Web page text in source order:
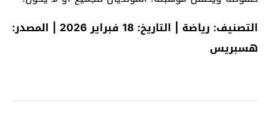
التصنيف: رياضة | التاريخ: 18 فبراير 2026 | المصدر:
هسبريس